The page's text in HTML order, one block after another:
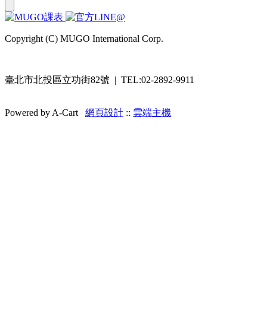
Copyright (C) MUGO International Corp.
臺北市北投區立功街82號 | TEL:02-2892-9911
Powered by A-Cart 網頁設計 :: 雲端主機